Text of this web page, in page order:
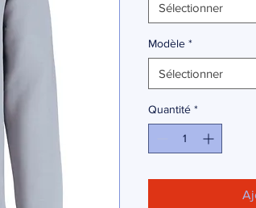
Sélectionner
Modèle *
Sélectionner
Quantité *